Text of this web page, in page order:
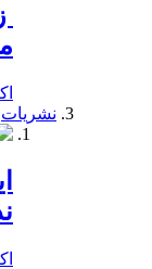
نشریات